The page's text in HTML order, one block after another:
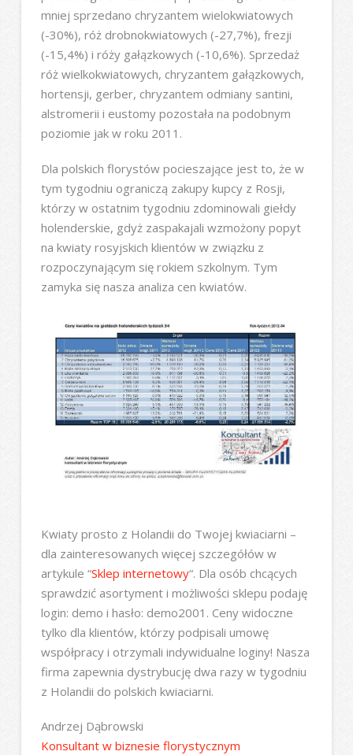
mniej sprzedano chryzantem wielokwiatowych
(-30%), róż drobnokwiatowych (-27,7%), frezji
(-15,4%) i róży gałązkowych (-10,6%). Sprzedaż
róż wielkokwiatowych, chryzantem gałązkowych,
hortensji, gerber, chryzantem odmiany santini,
alstromerii i eustomy pozostała na podobnym
poziomie jak w roku 2011.
Dla polskich florystów pocieszające jest to, że w
tym tygodniu ograniczą zakupy kupcy z Rosji,
którzy w ostatnim tygodniu zdominowali giełdy
holenderskie, gdyż zaspakajali wzmożony popyt
na kwiaty rosyjskich klientów w związku z
rozpoczynającym się rokiem szkolnym. Tym
zamyka się nasza analiza cen kwiatów.
Kwiaty prosto z Holandii do Twojej kwiaciarni –
dla zainteresowanych więcej szczegółów w
artykule “Sklep internetowy“. Dla osób chcących
sprawdzić asortyment i możliwości sklepu podaję
login: demo i hasło: demo2001. Ceny widoczne
tylko dla klientów, którzy podpisali umowę
współpracy i otrzymali indywidualne loginy! Nasza
firma zapewnia dystrybucję dwa razy w tygodniu
z Holandii do polskich kwiaciarni.
Andrzej Dąbrowski
Konsultant w biznesie florystycznym